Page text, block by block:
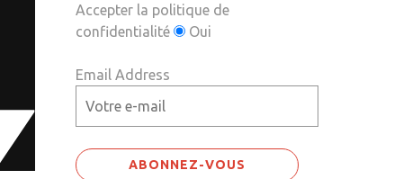
Accepter la politique de
confidentialité
Oui
Email Address